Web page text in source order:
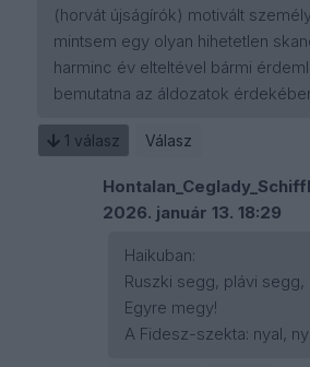
(horvát újságírók) motivált
mintsem egy olyan hihetetlen
harminc év elteltével bármi
bemutatna az áldozatok
1 válasz Válasz
2026. január 13. 18:29
Haikuban:
Ruszki segg, plávi segg,
Egyre megy!
A Fidesz-szekta: nyal,